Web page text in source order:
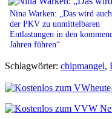
Nina Warken: „Das wird
der PKV zu unmittelbaren
Entlastungen in den
Jahren führen“
Schlagwörter: chipmangel,